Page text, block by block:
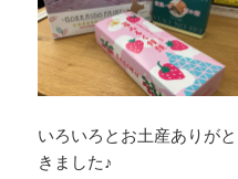
いろいろとお土産ありが
きました♪